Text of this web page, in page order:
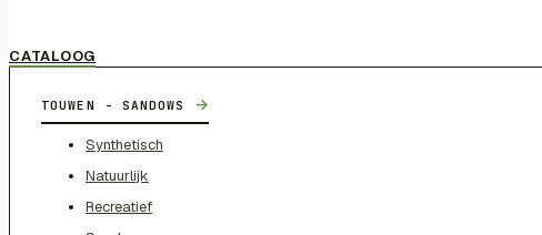
CATALOOG
TOUWEN - SANDOWS →
Synthetisch
Natuurlijk
Recreatief